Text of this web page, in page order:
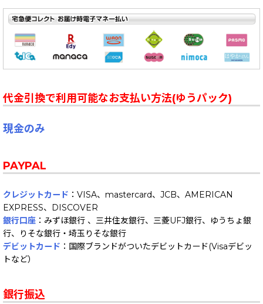
代金引換で利用可能なお支払い方法(ゆうパック)
現金のみ
PAYPAL
クレジットカード ：VISA、mastercard、JCB、AMERICAN
EXPRESS、DISCOVER
銀行口座 ：みずほ銀行 、三井住友銀行、三菱UFJ銀行、ゆうちょ銀
行、りそな銀行・埼玉りそな銀行
デビットカード ：国際ブランドがついたデビットカード(Visaデビッ
トなど）
銀行振込